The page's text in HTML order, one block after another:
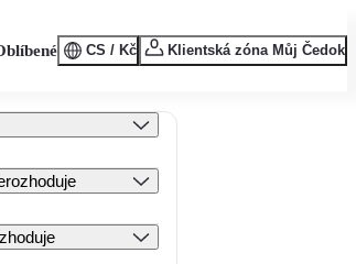
CS / Kč Klientská zóna Můj Čedok